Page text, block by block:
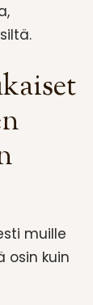
muille
osin kuin